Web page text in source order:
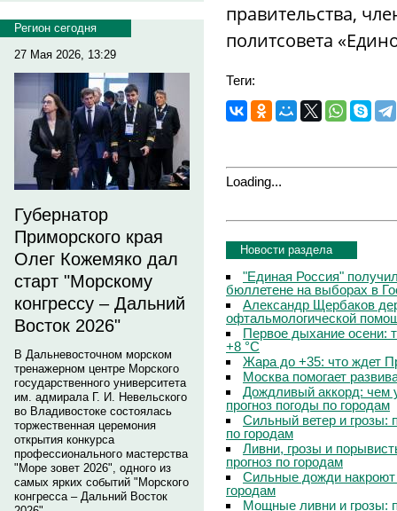
Регион сегодня
27 Мая 2026, 13:29
Губернатор
Приморского края
Олег Кожемяко дал
старт "Морскому
конгрессу – Дальний
Восток 2026"
В Дальневосточном морском
тренажерном центре Морского
государственного университета
им. адмирала Г. И. Невельского
во Владивостоке состоялась
торжественная церемония
открытия конкурса
профессионального мастерства
"Море зовет 2026", одного из
самых ярких событий "Морского
конгресса – Дальний Восток
правительства,
политсовета
Теги:
Loading...
Новости раздела
"Единая Россия"
бюллетене на выборах в
Александр Щербаков
офтальмологической
Первое дыхание осени:
+8 °C
Жара до +35: что ждет
Москва помогает
Дождливый аккорд: чем
прогноз погоды по городам
Сильный ветер и грозы:
по городам
Ливни, грозы и
прогноз по городам
Сильные дожди
городам
Мощные ливни и грозы: